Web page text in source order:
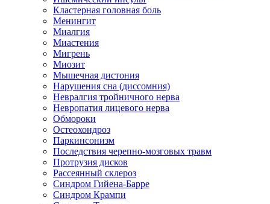
Кластерная головная боль
Менингит
Миалгия
Миастения
Мигрень
Миозит
Мышечная дистония
Нарушения сна (диссомния)
Невралгия тройничного нерва
Невропатия лицевого нерва
Обмороки
Остеохондроз
Паркинсонизм
Последствия черепно-мозговых травм
Протрузия дисков
Рассеянный склероз
Синдром Гийена-Барре
Синдром Крампи